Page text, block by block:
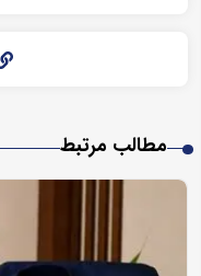
مطالب مرتبط